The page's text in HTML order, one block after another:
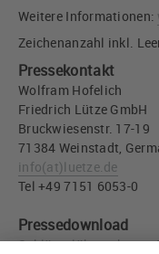
Weitere Informationen:
Zeichenanzahl inkl.
Pressekontakt
Wolfram Hofelich
Friedrich Lütze GmbH
Bruckwiesenstr. 17-19
71384 Weinstadt,
info(at)luetze.de
Tel +49 7151 6053-0
Pressedownload
Schlüsselübergabe